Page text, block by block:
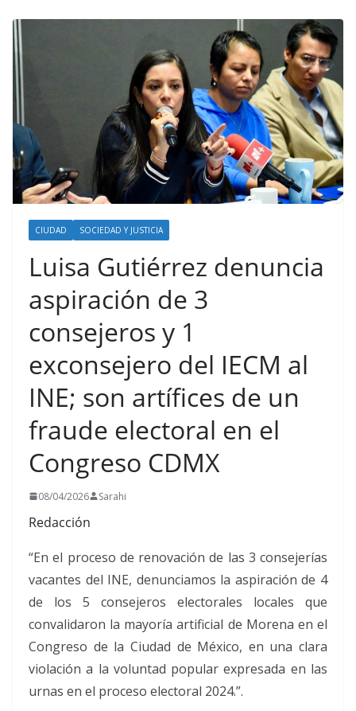
CIUDAD SOCIEDAD Y JUSTICIA
Luisa Gutiérrez denuncia
aspiración de 3
consejeros y 1
exconsejero del IECM al
INE; son artífices de un
fraude electoral en el
Congreso CDMX
08/04/2026 Sarahi
Redacción
“En el proceso de renovación de las 3 consejerías
vacantes del INE, denunciamos la aspiración de 4
de los 5 consejeros electorales locales que
convalidaron la mayoría artificial de Morena en el
Congreso de la Ciudad de México, en una clara
violación a la voluntad popular expresada en las
urnas en el proceso electoral 2024.”.